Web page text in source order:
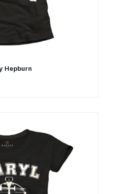
Hepburn